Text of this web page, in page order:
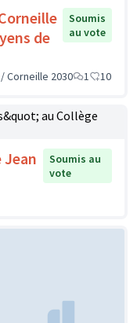
de
Soumis
au vote
Corneille 2030 1 10
Jean
Soumis au
vote